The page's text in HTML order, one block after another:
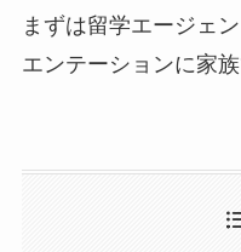
まずは留学エージェ
エンテーションに家